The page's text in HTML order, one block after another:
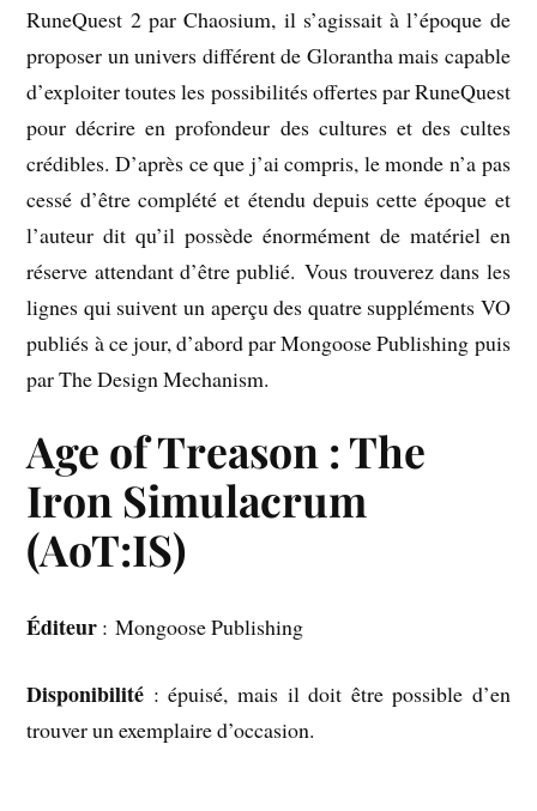
RuneQuest 2 par Chaosium, il s’agissait à l’époque de
proposer un univers différent de Glorantha mais capable
d’exploiter toutes les possibilités offertes par RuneQuest
pour décrire en profondeur des cultures et des cultes
crédibles. D’après ce que j’ai compris, le monde n’a pas
cessé d’être complété et étendu depuis cette époque et
l’auteur dit qu’il possède énormément de matériel en
réserve attendant d’être publié. Vous trouverez dans les
lignes qui suivent un aperçu des quatre suppléments VO
publiés à ce jour, d’abord par Mongoose Publishing puis
par The Design Mechanism.
Age of Treason : The
Iron Simulacrum
(AoT:IS)
Éditeur : Mongoose Publishing
Disponibilité : épuisé, mais il doit être possible d’en
trouver un exemplaire d’occasion.